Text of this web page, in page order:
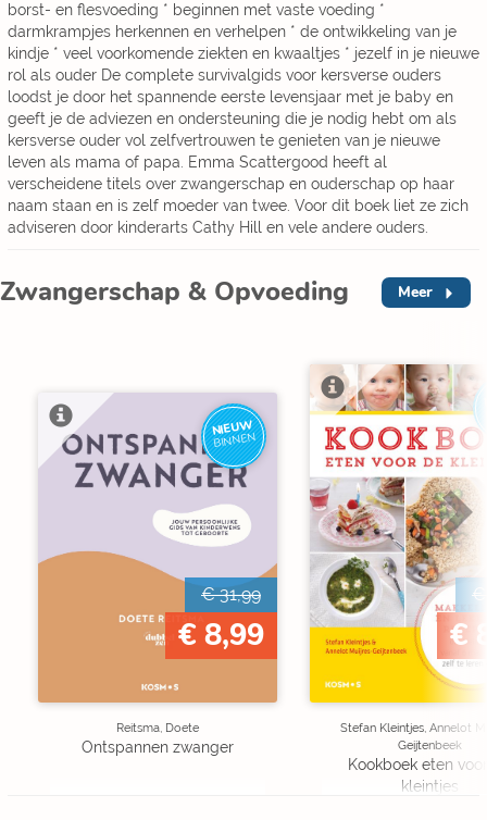
borst- en flesvoeding * beginnen met vaste voeding *
darmkrampjes herkennen en verhelpen * de ontwikkeling van je
kindje * veel voorkomende ziekten en kwaaltjes * jezelf in je nieuwe
rol als ouder De complete survivalgids voor kersverse ouders
loodst je door het spannende eerste levensjaar met je baby en
geeft je de adviezen en ondersteuning die je nodig hebt om als
kersverse ouder vol zelfvertrouwen te genieten van je nieuwe
leven als mama of papa. Emma Scattergood heeft al
verscheidene titels over zwangerschap en ouderschap op haar
naam staan en is zelf moeder van twee. Voor dit boek liet ze zich
adviseren door kinderarts Cathy Hill en vele andere ouders.
Zwangerschap & Opvoeding Meer
NIEUW
BINNEN
€ 31,99
€ 8,99
Reitsma, Doete
Ontspannen zwanger
€
€
Stefan Kleintjes, Annelot
Geijtenbeek
Kookboek eten
kleintjes